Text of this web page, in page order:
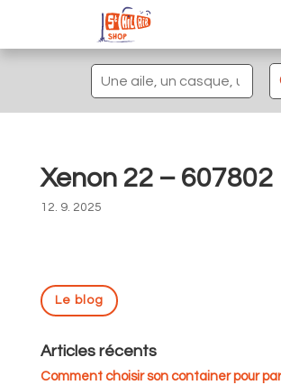
Recherche
pour :
Xenon 22 – 607802
12. 9. 2025
Le blog
Articles récents
Comment choisir son container pour